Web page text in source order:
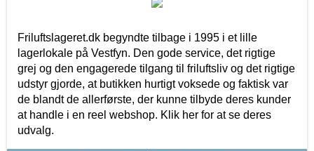
Friluftslageret.dk begyndte tilbage i 1995 i et lille
lagerlokale på Vestfyn. Den gode service, det rigtige
grej og den engagerede tilgang til friluftsliv og det rigtige
udstyr gjorde, at butikken hurtigt voksede og faktisk var
de blandt de allerførste, der kunne tilbyde deres kunder
at handle i en reel webshop. Klik her for at se deres
udvalg.